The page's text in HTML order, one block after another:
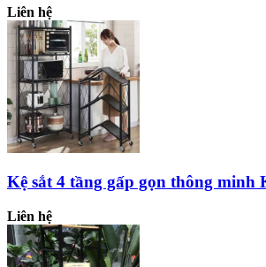
Liên hệ
Kệ sắt 4 tầng gấp gọn thông minh
Liên hệ